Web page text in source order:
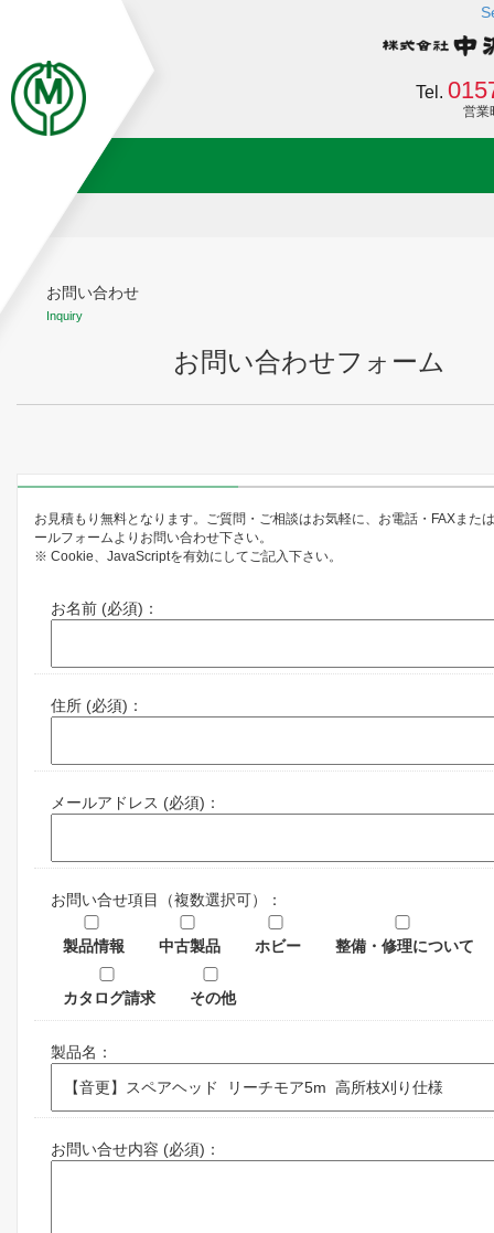
Tel.
営業
お問い合わせ
Inquiry
お問い合わせフォーム
お見積もり無料となります。ご質問・ご相談はお気軽に、お電話・FAXまた
ールフォームよりお問い合わせ下さい。
※ Cookie、JavaScriptを有効にしてご記入下さい。
お名前 (必須)：
住所 (必須)：
メールアドレス (必須)：
お問い合せ項目（複数選択可）：
製品情報 中古製品 ホビー 整備・修理について
カタログ請求 その他
製品名：
お問い合せ内容 (必須)：